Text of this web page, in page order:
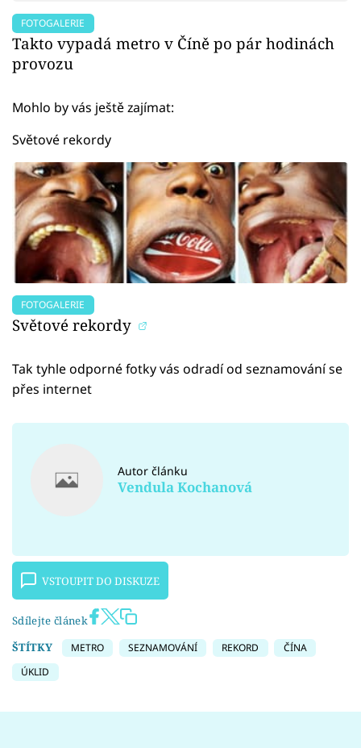
FOTOGALERIE
Takto vypadá metro v Číně po pár hodinách
provozu
Mohlo by vás ještě zajímat:
Světové rekordy
FOTOGALERIE
Světové rekordy
Tak tyhle odporné fotky vás odradí od seznamování se
přes internet
Autor článku
Vendula Kochanová
VSTOUPIT DO DISKUZE
Sdílejte článek
ŠTÍTKY
METRO SEZNAMOVÁNÍ REKORD
ČÍNA
ÚKLID